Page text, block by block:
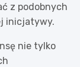
z podobnych
inicjatywy.
nie tylko